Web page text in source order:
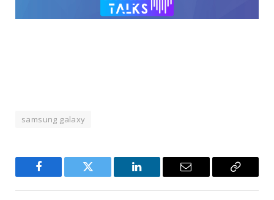
samsung galaxy
Facebook Twitter LinkedIn Email
Copy